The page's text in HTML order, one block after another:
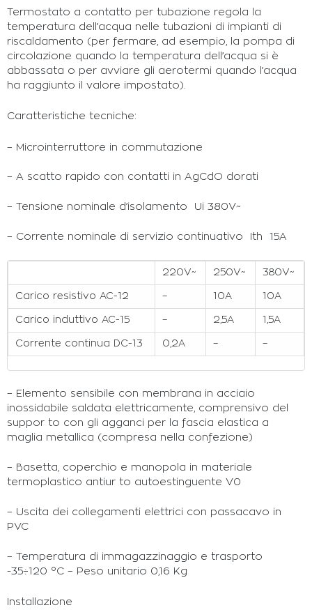
Termostato a contatto per tubazione regola la
temperatura dell’acqua nelle tubazioni di impianti di
riscaldamento (per fermare, ad esempio, la pompa di
circolazione quando la temperatura dell’acqua si è
abbassata o per avviare gli aerotermi quando l’acqua
ha raggiunto il valore impostato).
Caratteristiche tecniche:
– Microinterruttore in commutazione
– A scatto rapido con contatti in AgCdO dorati
– Tensione nominale d’isolamento Ui 380V~
– Corrente nominale di servizio continuativo Ith 15A
220V~ 250V~ 380V~
Carico resistivo AC-12 – 10A 10A
Carico induttivo AC-15 – 2,5A 1,5A
Corrente continua DC-13 0,2A – –
– Elemento sensibile con membrana in acciaio
inossidabile saldata elettricamente, comprensivo del
suppor to con gli agganci per la fascia elastica a
maglia metallica (compresa nella confezione)
– Basetta, coperchio e manopola in materiale
termoplastico antiur to autoestinguente V0
– Uscita dei collegamenti elettrici con passacavo in
PVC
– Temperatura di immagazzinaggio e trasporto
-35÷120 °C – Peso unitario 0,16 Kg
Installazione